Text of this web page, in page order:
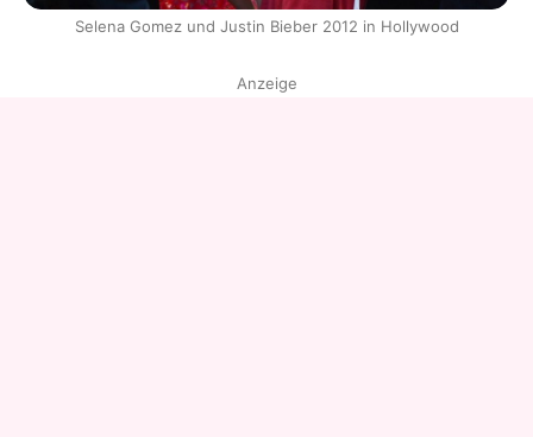
Selena Gomez und Justin Bieber 2012 in Hollywood
Anzeige